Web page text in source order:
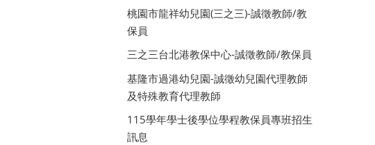
桃園市龍祥幼兒園(三之三)-誠徵教師/教
保員
三之三台北港教保中心-誠徵教師/教保員
基隆市過港幼兒園-誠徵幼兒園代理教師
及特殊教育代理教師
115學年學士後學位學程教保員專班招生
訊息